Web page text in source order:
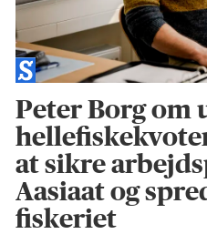
Peter Borg om
at sikre
Aasiaat og
fiskeriet